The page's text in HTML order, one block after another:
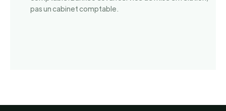
pas un cabinet comptable.